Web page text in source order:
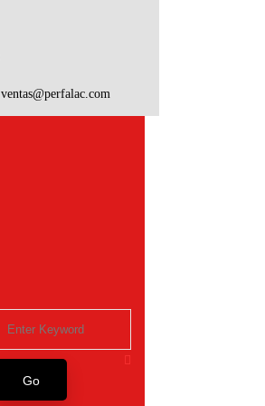
ventas@perfalac.com